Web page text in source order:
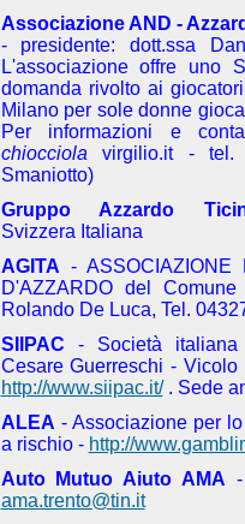
Associazione AND -
- presidente: dott.ssa
L'associazione offre uno
domanda rivolto ai
Milano per sole donne
Per informazioni e
chiocciola virgilio.it
- tel.
Smaniotto)
Gruppo Azzardo
Svizzera Italiana
AGITA - ASSOCIAZIONE
D'AZZARDO del
Rolando De Luca, Tel.
SIIPAC - Società italiana
Cesare Guerreschi -
http://www.siipac.it/. Sede
ALEA - Associazione per
a rischio - http://
Auto Mutuo Aiuto AMA
ama.trento@tin.it